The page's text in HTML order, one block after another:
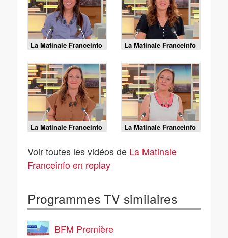
La Matinale Franceinfo
- 07/08/2026
La Matinale Franceinfo
- 06/08/2026
La Matinale Franceinfo
- 05/08/2026
La Matinale Franceinfo
- 04/08/2026
Voir toutes les vidéos de La Matinale
Franceinfo en replay
Programmes TV similaires
BFM Première